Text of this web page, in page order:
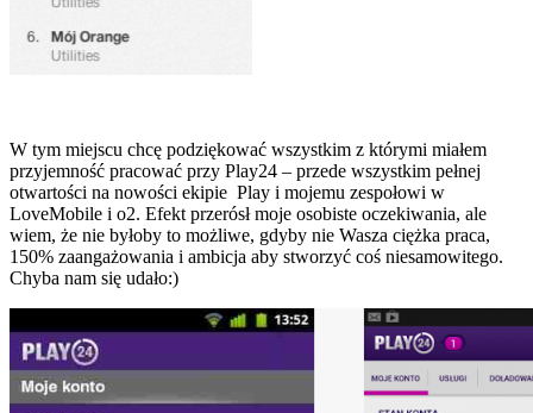
W tym miejscu chcę podziękować wszystkim z którymi miałem
przyjemność pracować przy Play24 – przede wszystkim pełnej
otwartości na nowości ekipie Play i mojemu zespołowi w
LoveMobile i o2. Efekt przerósł moje osobiste oczekiwania, ale
wiem, że nie byłoby to możliwe, gdyby nie Wasza ciężka praca,
150% zaangażowania i ambicja aby stworzyć coś niesamowitego.
Chyba nam się udało:)